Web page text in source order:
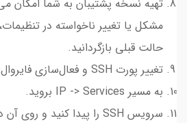
تهیه نسخه پشتیبان به شما امکان
مشکل یا تغییر ناخواسته در
حالت قبلی بازگردانید.
تغییر پورت SSH و فعال‌سازی فایروال:
به مسیر IP -> Services بروید.
سرویس SSH را پیدا کنید و روی آن دوبار کلیک کنید.